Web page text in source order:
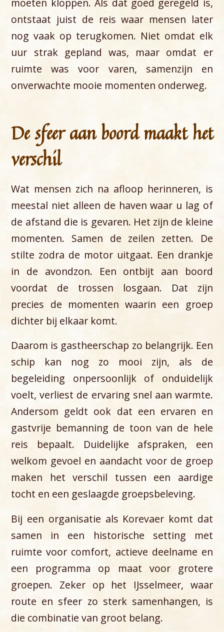
moeten kloppen. Als dat goed geregeld is,
ontstaat juist de reis waar mensen later
nog vaak op terugkomen. Niet omdat elk
uur strak gepland was, maar omdat er
ruimte was voor varen, samenzijn en
onverwachte mooie momenten onderweg.
De sfeer aan boord maakt het
verschil
Wat mensen zich na afloop herinneren, is
meestal niet alleen de haven waar u lag of
de afstand die is gevaren. Het zijn de kleine
momenten. Samen de zeilen zetten. De
stilte zodra de motor uitgaat. Een drankje
in de avondzon. Een ontbijt aan boord
voordat de trossen losgaan. Dat zijn
precies de momenten waarin een groep
dichter bij elkaar komt.
Daarom is gastheerschap zo belangrijk. Een
schip kan nog zo mooi zijn, als de
begeleiding onpersoonlijk of onduidelijk
voelt, verliest de ervaring snel aan warmte.
Andersom geldt ook dat een ervaren en
gastvrije bemanning de toon van de hele
reis bepaalt. Duidelijke afspraken, een
welkom gevoel en aandacht voor de groep
maken het verschil tussen een aardige
tocht en een geslaagde groepsbeleving.
Bij een organisatie als Korevaer komt dat
samen in een historische setting met
ruimte voor comfort, actieve deelname en
een programma op maat voor grotere
groepen. Zeker op het IJsselmeer, waar
route en sfeer zo sterk samenhangen, is
die combinatie van groot belang.